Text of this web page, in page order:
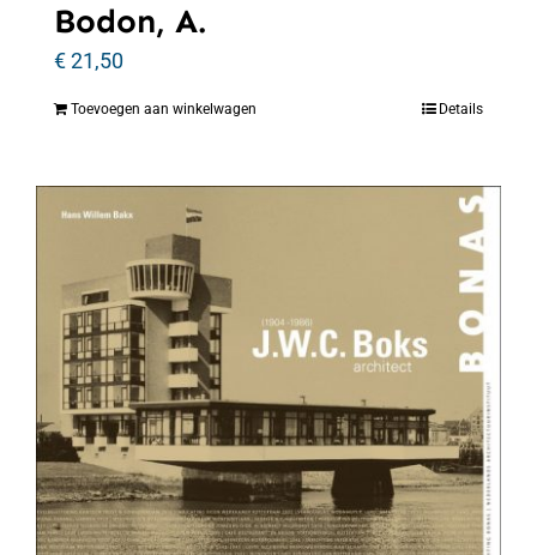
Bodon, A.
€21,50
Toevoegen aan winkelwagen Details